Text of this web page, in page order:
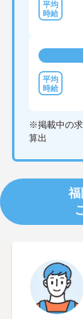
※掲載中の
算出
福